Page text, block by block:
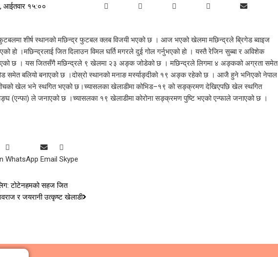
आईतवार १५:००
शीर्ष स्थानको मछिन्द्र फुटबल क्लब विजयी भएको छ । आज भएको खेलमा मछिन्द्रले ब्रिगेड ब्वाइज
हो ।मछिन्द्रलाई जित दिलाउन विमल घर्ति मगरले दुई गोल गर्नुभएको हो । यस्तै रेजिन सुब्बा र अविशेक
छ । यस जितसँगै मछिन्द्रले ९ खेलमा २३ अङ्क जोडेको छ । मछिन्द्रले लिगमा ४ अङ्कको अग्रता समेत
समेत बलियो बनाएको छ ।दोस्रो स्थानको मनाङ मर्स्याङ्दीको १९ अङ्क रहेको छ । आजै हुने भनिएको नेपाल
खेल भने स्थगित भएको छ।च्यासलका खेलाडीमा कोभिड–१९ को सङ्क्रमण देखिएपछि खेल स्थगित
(एन्फा) ले जनाएको छ ।च्यासलका १९ खेलाडीमा कोरोना सङ्क्रमण पुष्टि भएको एन्फाले जनाएको छ ।
WhatsApp Email Skype
टोटेनहमको सहज जित
र जयरानी उत्कृष्ट खेलाडी